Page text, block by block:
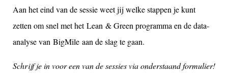
Aan het eind van de sessie weet jij welke stappen je kunt
zetten om snel met het Lean & Green programma en de data-
analyse van BigMile aan de slag te gaan.
Schrijf je in voor een van de sessies via onderstaand formulier!